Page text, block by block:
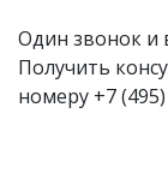
Один звонок и
Получить
номеру +7